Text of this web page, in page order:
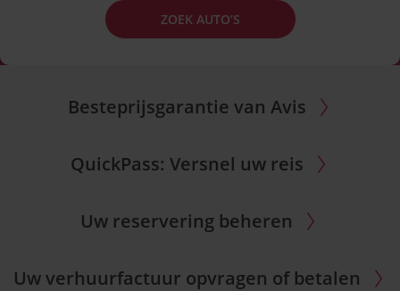
ZOEK AUTO’S
Besteprijsgarantie van Avis
QuickPass: Versnel uw reis
Uw reservering beheren
Uw verhuurfactuur opvragen of betalen